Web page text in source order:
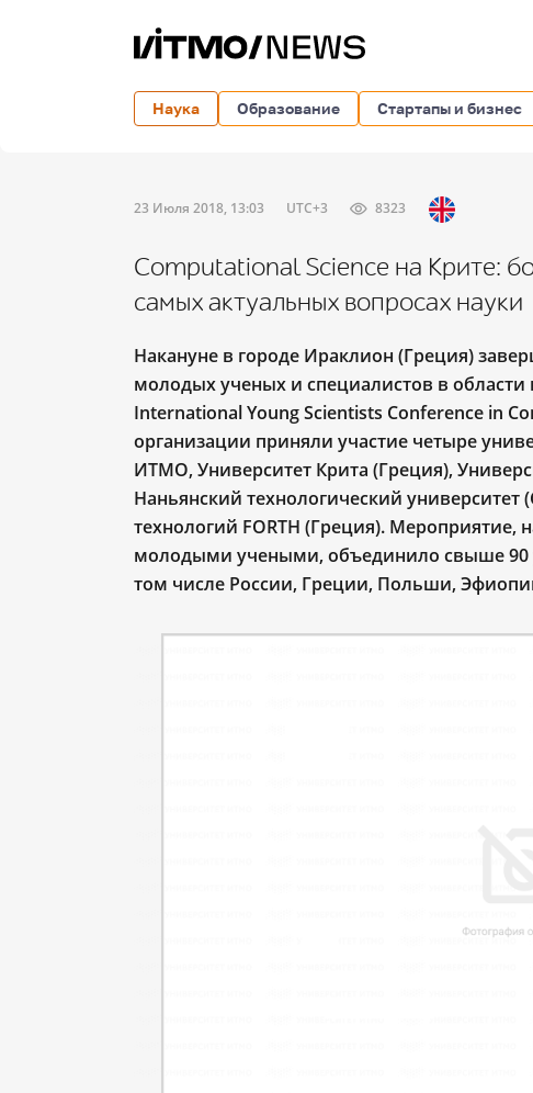
Наука Образование Стартапы и бизнес
23 Июля 2018, 13:03 UTC+3 8323
Computational Science на Крите:
самых актуальных вопросах науки
Накануне в городе Ираклион (Греция)
молодых ученых и специалистов в
International Young Scientists Conference in
организации приняли участие четыре
ИТМО, Университет Крита (Греция),
Наньянский технологический
технологий FORTH (Греция). Мероприятие,
молодыми учеными, объединило свыше 90
том числе России, Греции, Польши,